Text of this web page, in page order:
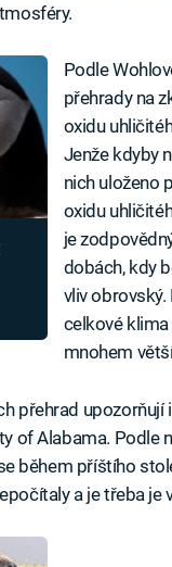
Podle
přehrady na
oxidu
Jenže kdyby
nich uloženo
oxidu
je
dobách, kdy
vliv obrovský.
celkové
mnohem
přehrad upozorňují
of Alabama. Podle
během příštího
a je třeba je